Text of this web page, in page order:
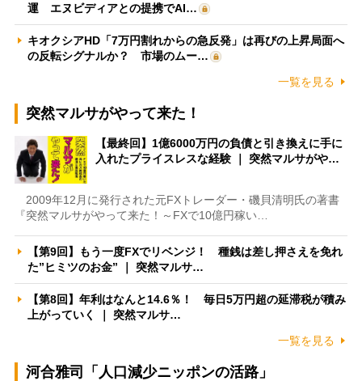
運 エヌビディアとの提携でAI…
キオクシアHD「7万円割れからの急反発」は再びの上昇局面へ
の反転シグナルか？ 市場のムー…
一覧を見る
突然マルサがやって来た！
【最終回】1億6000万円の負債と引き換えに手に
入れたプライスレスな経験 ｜ 突然マルサがや…
2009年12月に発行された元FXトレーダー・磯貝清明氏の著書
『突然マルサがやって来た！～FXで10億円稼い…
【第9回】もう一度FXでリベンジ！ 種銭は差し押さえを免れ
た”ヒミツのお金” ｜ 突然マルサ…
【第8回】年利はなんと14.6％！ 毎日5万円超の延滞税が積み
上がっていく ｜ 突然マルサ…
一覧を見る
河合雅司「人口減少ニッポンの活路」